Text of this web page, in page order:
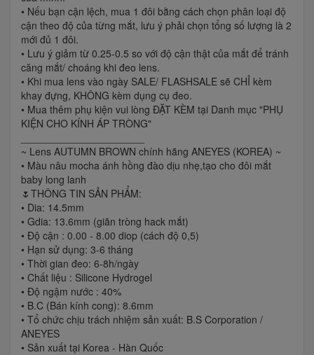
• Nếu bạn cận lệch, mua 1 đôi bằng cách chọn phân loại độ
cận theo độ của từng mắt, lưu ý phải chọn tổng số lượng là 2
mới đủ 1 đôi.
• Lưu ý giảm từ 0.25-0.5 so với độ cận thật của mắt để tránh
căng mắt/ choáng khi đeo lens.
• Khi mua lens vào ngày SALE/ FLASHSALE sẽ CHỈ kèm
khay đựng, KHÔNG kèm dụng cụ đeo.
• Mua thêm phụ kiện vui lòng ĐẶT KÈM tại Danh mục "PHỤ
KIỆN CHO KÍNH ÁP TRÒNG"
~ Lens AUTUMN BROWN chính hãng ANEYES (KOREA) ~
• Màu nâu mocha ánh hồng đào dịu nhẹ,tạo cho đôi mắt
baby long lanh
🌷THÔNG TIN SẢN PHẨM:
• Dia: 14.5mm
• Gdia: 13.6mm (giãn tròng hack mắt)
• Độ cận : 0.00 - 8.00 diop (cách độ 0,5)
• Hạn sử dụng: 3-6 tháng
• Thời gian đeo: 6-8h/ngày
• Chất liệu : Silicone Hydrogel
• Độ ngậm nước : 40%
• B.C (Bán kính cong): 8.6mm
• Tổ chức chịu trách nhiệm sản xuất: B.S Corporation /
ANEYES
• Sản xuất tại Korea - Hàn Quốc